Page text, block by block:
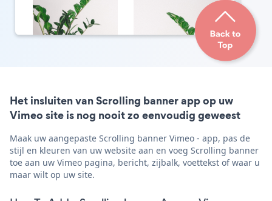
Het insluiten van Scrolling banner app op uw
Vimeo site is nog nooit zo eenvoudig geweest
Maak uw aangepaste Scrolling banner Vimeo - app, pas de
stijl en kleuren van uw website aan en voeg Scrolling banner
toe aan uw Vimeo pagina, bericht, zijbalk, voettekst of waar u
maar wilt op uw site.